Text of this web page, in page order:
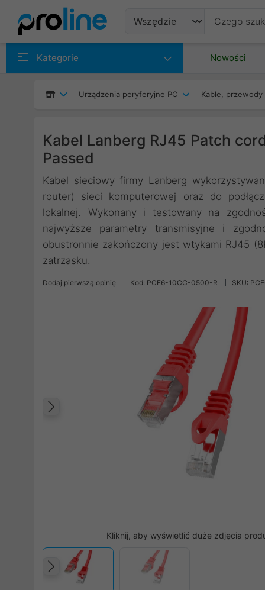
Kategorie Nowości
Urządzenia peryferyjne PC Kable,
Kabel Lanberg RJ45 Patch
Passed
Kabel sieciowy firmy Lanberg
router) sieci komputerowej oraz do
lokalnej. Wykonany i testowany na
najwyższe parametry transmisyjne i
obustronnie zakończony jest wtykami RJ45
zatrzasku.
Dodaj pierwszą opinię Kod: PCF6-10CC-0500-R SKU:
Poprzedni
Kliknij, aby wyświetlić duże zdjęcia
Poprzedni